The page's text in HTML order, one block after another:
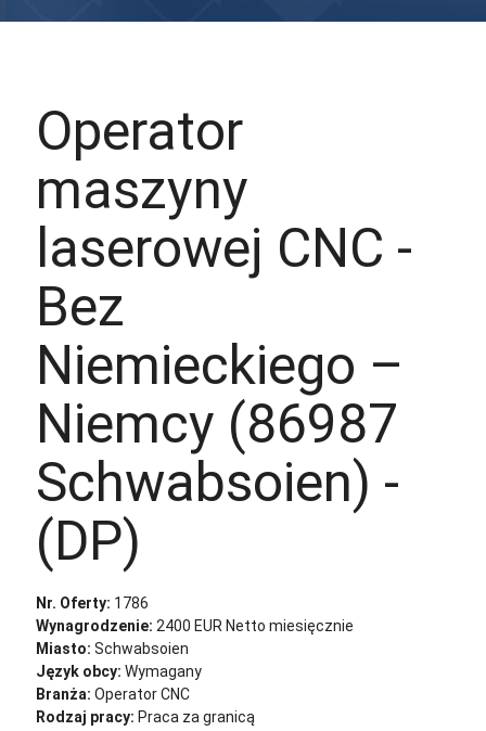
Operator
maszyny
laserowej CNC -
Bez
Niemieckiego –
Niemcy (86987
Schwabsoien) -
(DP)
Nr. Oferty: 1786
Wynagrodzenie: 2400 EUR Netto miesięcznie
Miasto: Schwabsoien
Język obcy: Wymagany
Branża: Operator CNC
Rodzaj pracy: Praca za granicą